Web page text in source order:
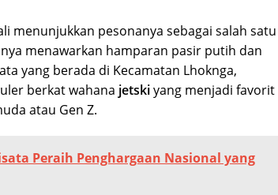
menunjukkan pesonanya sebagai salah satu
menawarkan hamparan pasir putih dan
yang berada di Kecamatan Lhoknga,
berkat wahana jetskiyang menjadi favorit
atau Gen Z.
Peraih Penghargaan Nasional yang